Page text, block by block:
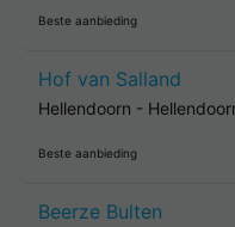
Beste aanbieding
Hof van Salland
Hellendoorn -
Beste aanbieding
Beerze Bulten